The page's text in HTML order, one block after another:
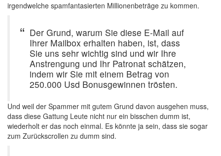
irgendwelche spamfantasierten Millionenbeträge zu kommen.
Der Grund, warum Sie diese E-Mail auf
Ihrer Mailbox erhalten haben, ist, dass
Sie uns sehr wichtig sind und wir Ihre
Anstrengung und Ihr Patronat schätzen,
indem wir Sie mit einem Betrag von
250.000 Usd Bonusgewinnen trösten.
Und weil der Spammer mit gutem Grund davon ausgehen muss,
dass diese Gattung Leute nicht nur ein bisschen dumm ist,
wiederholt er das noch einmal. Es könnte ja sein, dass sie sogar
zum Zurückscrollen zu dumm sind.